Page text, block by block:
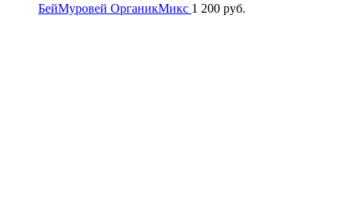
БейМуровей ОрганикМикс 1 200 руб.